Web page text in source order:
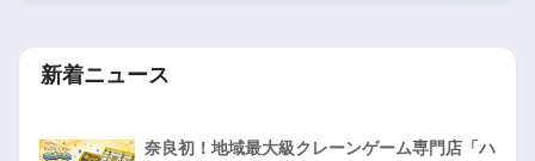
新着ニュース
奈良初！地域最大級クレーンゲーム専門店「ハ